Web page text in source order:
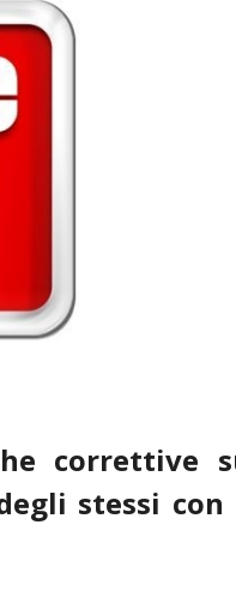
correttive
stessi con